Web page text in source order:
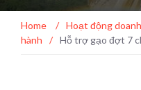
Home / Hoạt động
hành
/ Hỗ trợ gạo đợt 7